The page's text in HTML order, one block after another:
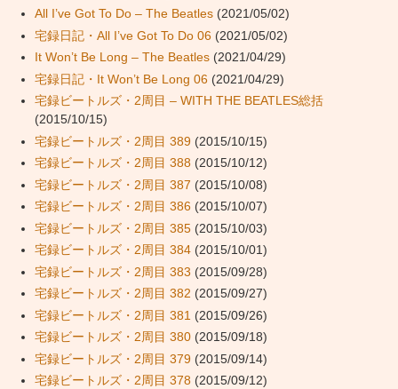
All I’ve Got To Do – The Beatles(2021/05/02)
宅録日記・All I’ve Got To Do 06(2021/05/02)
It Won’t Be Long – The Beatles(2021/04/29)
宅録日記・It Won’t Be Long 06(2021/04/29)
宅録ビートルズ・2周目 – WITH THE BEATLES総括
(2015/10/15)
宅録ビートルズ・2周目 389(2015/10/15)
宅録ビートルズ・2周目 388 (2015/10/12)
宅録ビートルズ・2周目 387 (2015/10/08)
宅録ビートルズ・2周目 386(2015/10/07)
宅録ビートルズ・2周目 385(2015/10/03)
宅録ビートルズ・2周目 384(2015/10/01)
宅録ビートルズ・2周目 383 (2015/09/28)
宅録ビートルズ・2周目 382 (2015/09/27)
宅録ビートルズ・2周目 381 (2015/09/26)
宅録ビートルズ・2周目 380(2015/09/18)
宅録ビートルズ・2周目 379(2015/09/14)
宅録ビートルズ・2周目 378 (2015/09/12)